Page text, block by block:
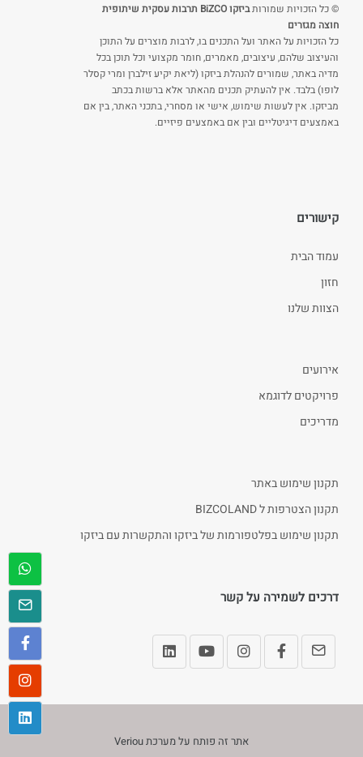
© כל הזכויות שמורות
ביזקו BiZCO תרבות עסקית שיתופית
חוצה מגזרים
כל הזכויות על האתר ועל התכנים בו, לרבות מוצרים על התוכן
והעיצוב שלהם, עיצובים, מאמרים, חומר מקצועי וכל תוכן בכל
מדיה באתר, שמורים להנהלת ביזקו (ליאת יקיע זילברן ומרי קסלר
לופו) בלבד. אין להעתיק תכנים מהאתר אלא ברשות בכתב
מביזקו. אין לעשות שימוש, אישי או מסחרי, בתכני האתר, בין אם
באמצעים דיגיטליים ובין אם באמצעים פיזיים.
קישורים
עמוד הבית
חזון
הצוות שלנו
אירועים
פרויקטים לדוגמא
מדריכים
תקנון שימוש באתר
תקנון הצטרפות ל BIZCOLAND
תקנון שימוש בפלטפורמות של ביזקו והתקשרות עם ביזקו
דרכים לשמירה על קשר
אתר זה פותח על מערכתVeriou